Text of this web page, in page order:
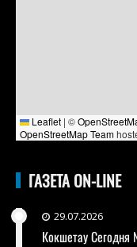
Leaflet | ©
OpenStreetMap Team
ГАЗЕТА ON-LINE
29.07.2026
Кокшетау